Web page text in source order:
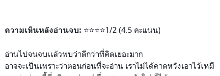
ความเห็นหลังอ่านจบ: ⭐️⭐️⭐️⭐️1/2 (4.5 คะแนน)
อ่านไปจนจบเเล้วพบว่าดีกว่าที่คิดเยอะมาก
อาจจะเป็นเพราะว่าตอนก่อนที่จะอ่าน เราไม่ได้คาดหวังเอาไว้เหมื